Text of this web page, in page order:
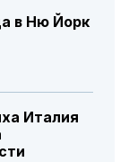
в Ню Йорк
Италия